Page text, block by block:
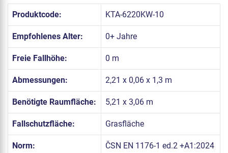
Produktcode: KTA-6220KW-10
Empfohlenes Alter: 0+ Jahre
Freie Fallhöhe: 0 m
Abmessungen: 2,21 x 0,06 x 1,3 m
Benötigte Raumfläche: 5,21 x 3,06 m
Fallschutzfläche: Grasfläche
Norm: ČSN EN 1176-1 ed.2 +A1:2024